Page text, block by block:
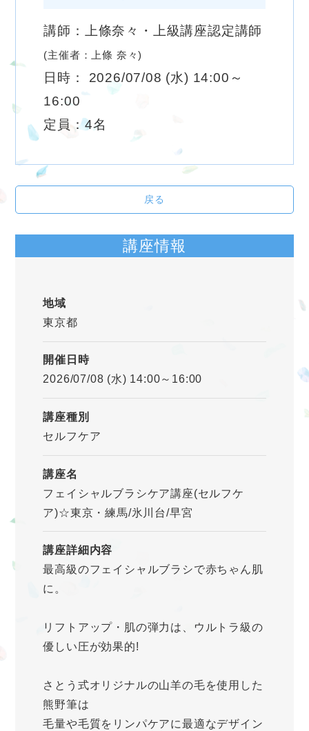
講師：上條奈々・上級講座認定講師
(主催者：上條 奈々)
日時： 2026/07/08 (水) 14:00～
16:00
定員：4名
戻る
講座情報
地域
東京都
開催日時
2026/07/08 (水) 14:00～16:00
講座種別
セルフケア
講座名
フェイシャルブラシケア講座(セルフケ
ア)☆東京・練馬/氷川台/早宮
講座詳細内容
最高級のフェイシャルブラシで赤ちゃん肌
に。
リフトアップ・肌の弾力は、ウルトラ級の
優しい圧が効果的!
さとう式オリジナルの山羊の毛を使用した
熊野筆は
毛量や毛質をリンパケアに最適なデザイン